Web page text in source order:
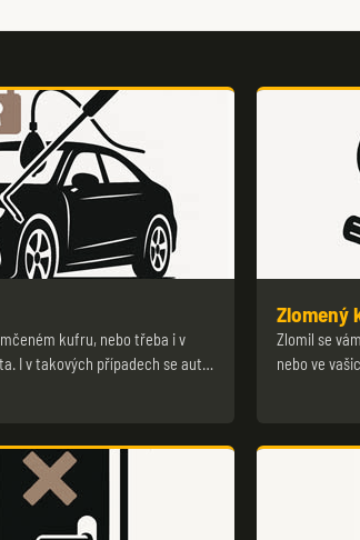
kufru, nebo třeba i v
I v takových případech se aut…
Zlomený
Zlomil se
nebo ve